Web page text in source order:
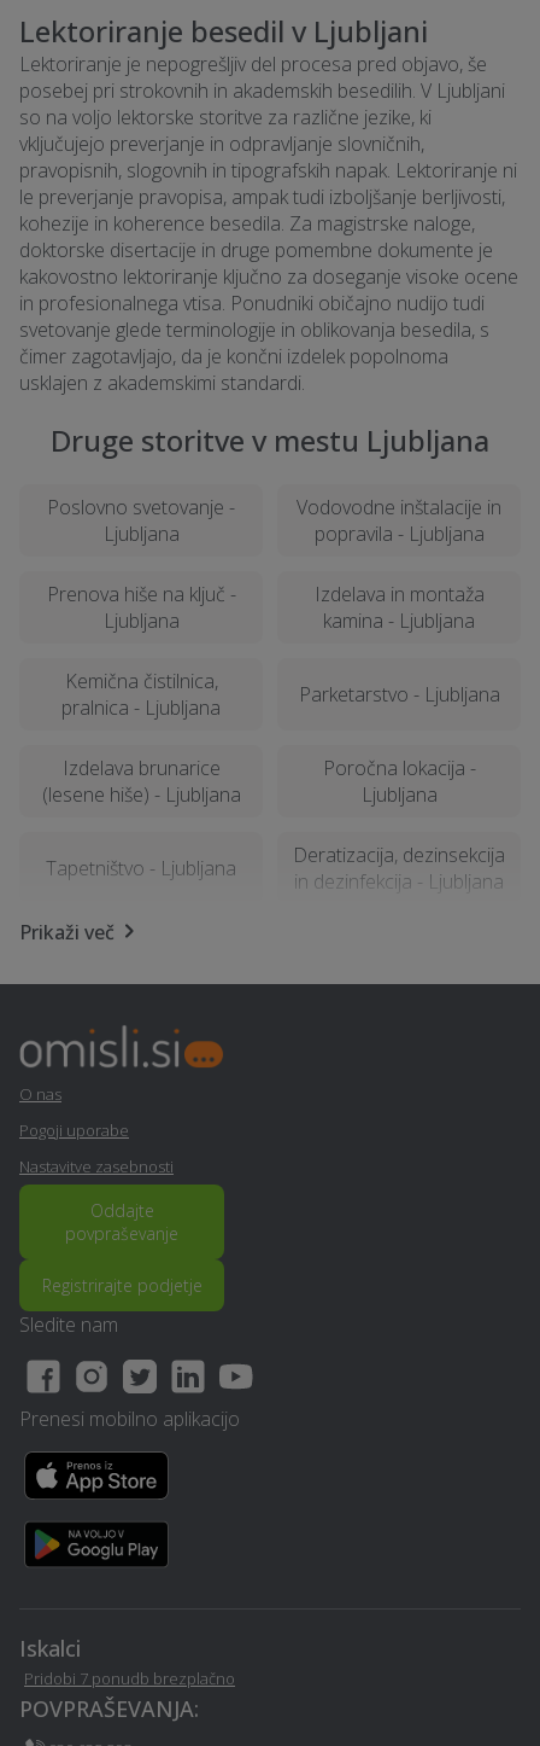
Lektoriranje besedil v Ljubljani
Lektoriranje je nepogrešljiv del procesa pred objavo, še
posebej pri strokovnih in akademskih besedilih. V Ljubljani
so na voljo lektorske storitve za različne jezike, ki
vključujejo preverjanje in odpravljanje slovničnih,
pravopisnih, slogovnih in tipografskih napak. Lektoriranje ni
le preverjanje pravopisa, ampak tudi izboljšanje berljivosti,
kohezije in koherence besedila. Za magistrske naloge,
doktorske disertacije in druge pomembne dokumente je
kakovostno lektoriranje ključno za doseganje visoke ocene
in profesionalnega vtisa. Ponudniki običajno nudijo tudi
svetovanje glede terminologije in oblikovanja besedila, s
čimer zagotavljajo, da je končni izdelek popolnoma
usklajen z akademskimi standardi.
Druge storitve v mestu Ljubljana
Poslovno svetovanje -
Ljubljana
Vodovodne inštalacije in
popravila - Ljubljana
Prenova hiše na ključ -
Ljubljana
Izdelava in montaža
kamina - Ljubljana
Kemična čistilnica,
pralnica - Ljubljana
Parketarstvo - Ljubljana
Izdelava brunarice
(lesene hiše) - Ljubljana
Poročna lokacija -
Ljubljana
Tapetništvo - Ljubljana
Deratizacija, dezinsekcija
in dezinfekcija - Ljubljana
Prevoz pokojnikov -
Ljubljana
Ljubljana
Polaganje tapet -
Ljubljana
Sprehajanje psov -
Ljubljana
Sanacija balkonov in teras
- Ljubljana
Stenske obloge - Ljubljana
Nagrobni spomenik -
Prikaži več
Iskalci
Pridobi 7 ponudb brezplačno
POVPRAŠEVANJA:
O nas
Pogoji uporabe
Nastavitve zasebnosti
Oddajte
povpraševanje
Registrirajte podjetje
Sledite nam
Prenesi mobilno aplikacijo